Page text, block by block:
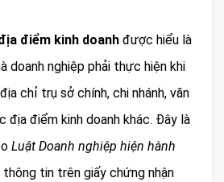
điểm kinh doanh được hiểu là
doanh nghiệp phải thực hiện khi
chỉ trụ sở chính, chi nhánh, văn
địa điểm kinh doanh khác. Đây là
Luật Doanh nghiệp hiện hành
thông tin trên giấy chứng nhận